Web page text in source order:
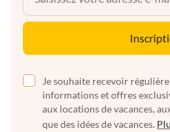
Je souhaite recevoir
informations et offres
aux locations de vacances,
que des idées de vacances.